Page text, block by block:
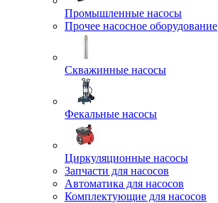
Промышленные насосы
Прочее насосное оборудование
Скважинные насосы
Фекальные насосы
Циркуляционные насосы
Запчасти для насосов
Автоматика для насосов
Комплектующие для насосов